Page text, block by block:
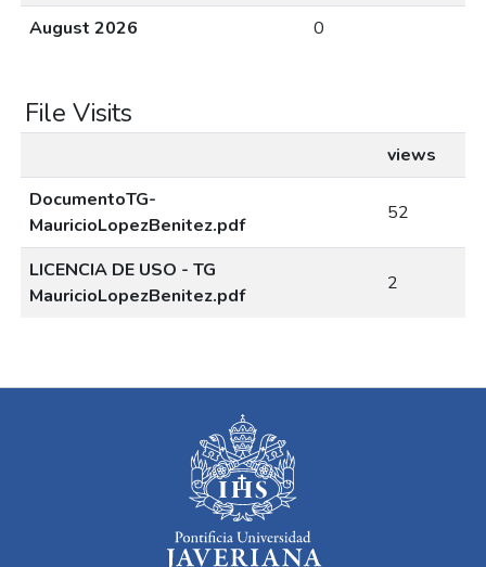
August 2026
0
File Visits
views
DocumentoTG-
MauricioLopezBenitez.pdf
52
LICENCIA DE USO - TG
MauricioLopezBenitez.pdf
2